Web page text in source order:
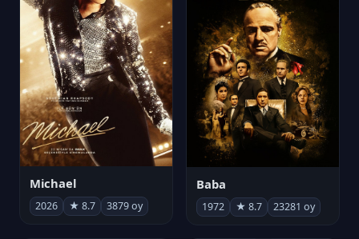
Michael
2026 ★ 8.7 3879 oy
Baba
1972 ★ 8.7 23281 oy